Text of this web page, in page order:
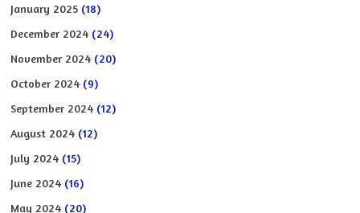
January 2025 (18)
December 2024 (24)
November 2024 (20)
October 2024 (9)
September 2024 (12)
August 2024 (12)
July 2024 (15)
June 2024 (16)
May 2024 (20)